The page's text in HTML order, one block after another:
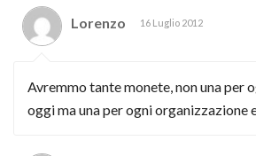
Lorenzo 16 Luglio 2012
Avremmo tante monete, non una per
oggi ma una per ogni organizzazione